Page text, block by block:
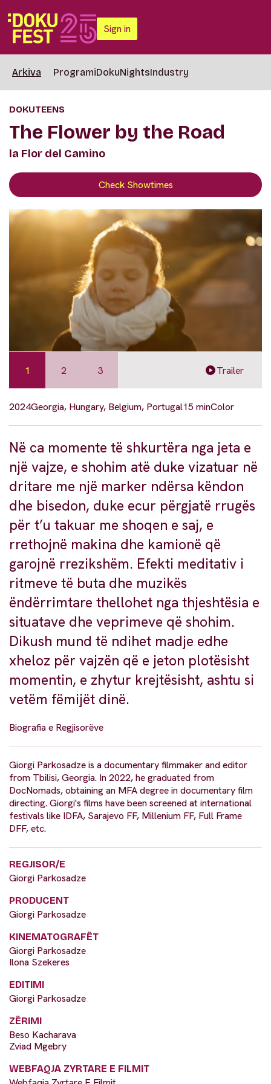
Sign in
Arkiva ProgramiDokuNightsIndustry
DOKUTEENS
The Flower by the Road
la Flor del Camino
Check Showtimes
1 2 3 Trailer
2024Georgia, Hungary, Belgium, Portugal15 minColor
Në ca momente të shkurtëra nga jeta e
një vajze, e shohim atë duke vizatuar në
dritare me një marker ndërsa këndon
dhe bisedon, duke ecur përgjatë rrugës
për t’u takuar me shoqen e saj, e
rrethojnë makina dhe kamionë që
garojnë rrezikshëm. Efekti meditativ i
ritmeve të buta dhe muzikës
ëndërrimtare thellohet nga thjeshtësia e
situatave dhe veprimeve që shohim.
Dikush mund të ndihet madje edhe
xheloz për vajzën që e jeton plotësisht
momentin, e zhytur krejtësisht, ashtu si
vetëm fëmijët dinë.
Biografia e Regjisorëve
Giorgi Parkosadze is a documentary filmmaker and editor
from Tbilisi, Georgia. In 2022, he graduated from
DocNomads, obtaining an MFA degree in documentary film
directing. Giorgi's films have been screened at international
festivals like IDFA, Sarajevo FF, Millenium FF, Full Frame
DFF, etc.
REGJISOR/E
Giorgi Parkosadze
PRODUCENT
Giorgi Parkosadze
KINEMATOGRAFËT
Giorgi Parkosadze
Ilona Szekeres
EDITIMI
Giorgi Parkosadze
ZËRIMI
Beso Kacharava
Zviad Mgebry
WEBFAQJA ZYRTARE E FILMIT